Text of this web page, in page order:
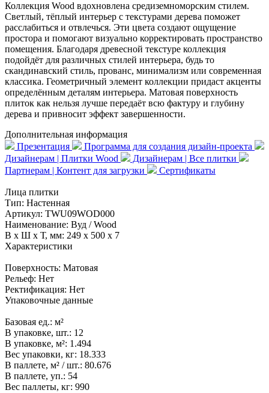
Коллекция Wood вдохновлена средиземноморским стилем.
Светлый, тёплый интерьер с текстурами дерева поможет
расслабиться и отвлечься. Эти цвета создают ощущение
простора и помогают визуально корректировать пространство
помещения. Благодаря древесной текстуре коллекция
подойдёт для различных стилей интерьера, будь то
скандинавский стиль, прованс, минимализм или современная
классика. Геометричный элемент коллекции придаст акценты
определённым деталям интерьера. Матовая поверхность
плиток как нельзя лучше передаёт всю фактуру и глубину
дерева и привносит эффект завершенности.
Дополнительная информация
Презентация
Программа для создания дизайн-проекта
Дизайнерам | Плитки Wood
Дизайнерам | Все плитки
Партнерам | Контент для загрузки
Сертификаты
Лица плитки
Тип: Настенная
Артикул: TWU09WOD000
Наименование: Вуд / Wood
В x Ш x Т, мм: 249 x 500 x 7
Характеристики
Поверхность: Матовая
Рельеф: Нет
Ректификация: Нет
Упаковочные данные
Базовая ед.: м²
В упаковке, шт.: 12
В упаковке, м²: 1.494
Вес упаковки, кг: 18.333
В паллете, м² / шт.: 80.676
В паллете, уп.: 54
Вес паллеты, кг: 990